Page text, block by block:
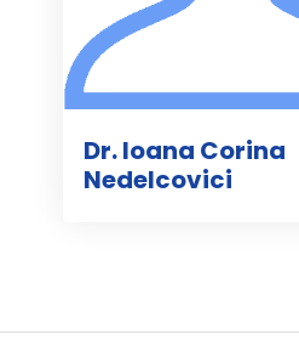
Dr. Ioana Corina
Nedelcovici